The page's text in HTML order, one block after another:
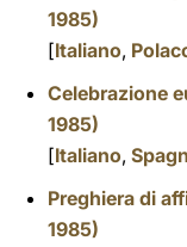
1985)
[Italiano,
Celebrazione
1985)
[Italiano,
Preghiera di
1985)